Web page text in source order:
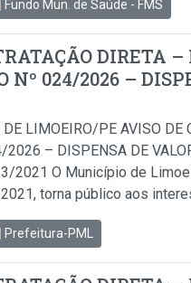
Fundo Mun. de Saúde - FMS
DIRETA –
024/2026 –
LIMOEIRO/PE AVISO DE
– DISPENSA DE
2021 O Município de
torna público aos
Prefeitura-PML